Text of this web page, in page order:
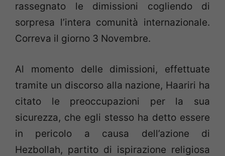
rassegnato le dimissioni cogliendo di
sorpresa l’intera comunità internazionale.
Correva il giorno 3 Novembre.
Al momento delle dimissioni, effettuate
tramite un discorso alla nazione, Haariri ha
citato le preoccupazioni per la sua
sicurezza, che egli stesso ha detto essere
in pericolo a causa dell’azione di
Hezbollah, partito di ispirazione religiosa